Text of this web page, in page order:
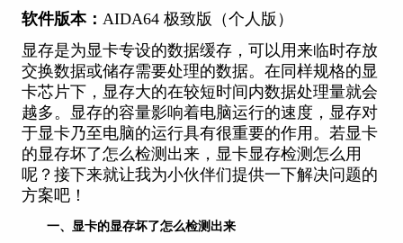
软件版本： AIDA64 极致版（个人版）
显存是为显卡专设的数据缓存，可以用来临时存放
交换数据或储存需要处理的数据。在同样规格的显
卡芯片下，显存大的在较短时间内数据处理量就会
越多。显存的容量影响着电脑运行的速度，显存对
于显卡乃至电脑的运行具有很重要的作用。若显卡
的显存坏了怎么检测出来，显卡显存检测怎么用
呢？接下来就让我为小伙伴们提供一下解决问题的
方案吧！
一、显卡的显存坏了怎么检测出来